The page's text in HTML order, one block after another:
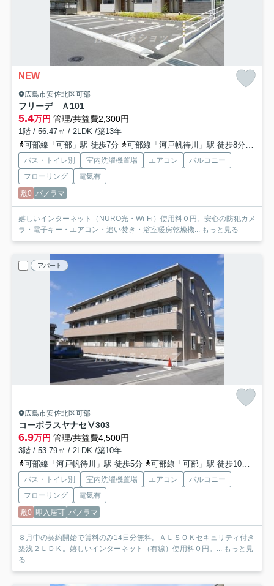
NEW
広島市安佐北区可部
フリーデ Ａ101
5.4万円 管理/共益費2,300円
1階 / 56.47㎡ / 2LDK /築13年
可部線「可部」駅 徒歩7分
可部線「河戸帆待川」駅 徒歩8分
バス・トイレ別 室内洗濯機置場 エアコン
バルコニー
フローリング
電気有
敷0 パノラマ
嬉しいインターネット（NURO光・Wi-Fi）使用料０円。安心の防犯カメ
ラ・電子キー・エアコン・追い焚き・浴室暖房乾燥機... もっと見る
アパート
広島市安佐北区可部
コーポラスヤナセⅤ303
6.9万円 管理/共益費4,500円
3階 / 53.79㎡ / 2LDK /築10年
可部線「河戸帆待川」駅 徒歩5分
可部線「可部」駅 徒歩10分
バス・トイレ別 室内洗濯機置場 エアコン
バルコニー
フローリング
電気有
敷0 即入居可 パノラマ
８月中の契約開始で賃料のみ14日分無料。ＡＬＳＯＫセキュリティ付き
築浅２ＬＤＫ。嬉しいインターネット（有線）使用料０円。... もっと見
る